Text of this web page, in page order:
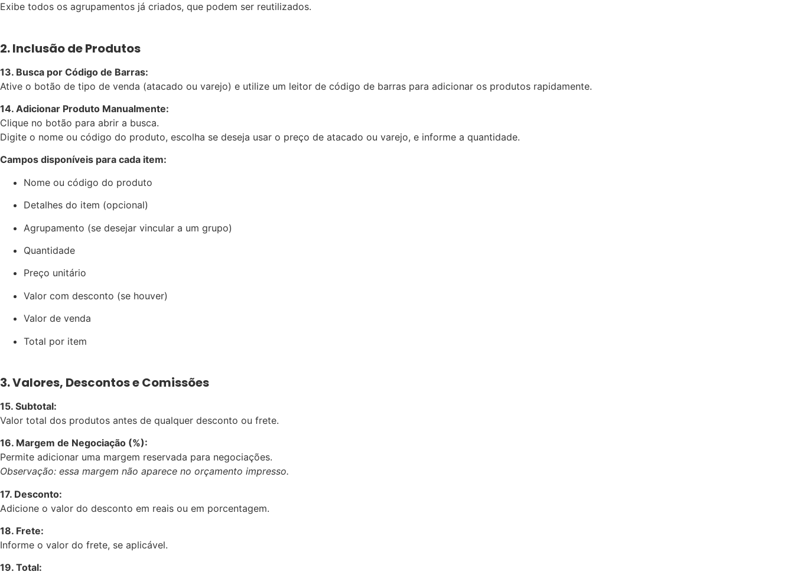
Exibe todos os agrupamentos já criados, que podem ser reutilizados.
2. Inclusão de Produtos
13. Busca por Código de Barras:
Ative o botão de tipo de venda (atacado ou varejo) e utilize um leitor de código de barras para adicionar os produtos rapidamente.
14. Adicionar Produto Manualmente:
Clique no botão para abrir a busca.
Digite o nome ou código do produto, escolha se deseja usar o preço de atacado ou varejo, e informe a quantidade.
Campos disponíveis para cada item:
Nome ou código do produto
Detalhes do item (opcional)
Agrupamento (se desejar vincular a um grupo)
Quantidade
Preço unitário
Valor com desconto (se houver)
Valor de venda
Total por item
3. Valores, Descontos e Comissões
15. Subtotal:
Valor total dos produtos antes de qualquer desconto ou frete.
16. Margem de Negociação (%):
Permite adicionar uma margem reservada para negociações.
Observação: essa margem não aparece no orçamento impresso.
17. Desconto:
Adicione o valor do desconto em reais ou em porcentagem.
18. Frete:
Informe o valor do frete, se aplicável.
19. Total: